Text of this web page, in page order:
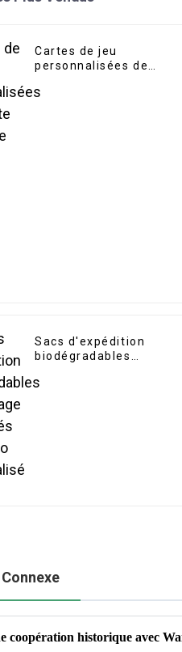
Cartes de jeu
personnalisées de
Sacs d'expédition
biodégradables
par logo personnalisé
coopération historique avec